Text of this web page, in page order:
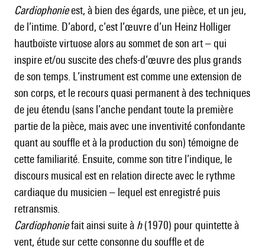
Cardiophonieest, à bien des égards, une pièce, et un jeu,
de l’intime. D’abord, c’est l’œuvre d’un Heinz Holliger
hautboïste virtuose alors au sommet de son art – qui
inspire et/ou suscite des chefs-d’œuvre des plus grands
de son temps. L’instrument est comme une extension de
son corps, et le recours quasi permanent à des techniques
de jeu étendu (sans l’anche pendant toute la première
partie de la pièce, mais avec une inventivité confondante
quant au souffle et à la production du son) témoigne de
cette familiarité. Ensuite, comme son titre l’indique, le
discours musical est en relation directe avec le rythme
cardiaque du musicien – lequel est enregistré puis
retransmis.
Cardiophoniefait ainsi suite à h(1970) pour quintette à
vent, étude sur cette consonne du souffle et de